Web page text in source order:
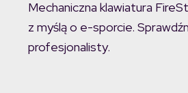
Mechaniczna klawiatura
z myślą o e-sporcie.
profesjonalisty.